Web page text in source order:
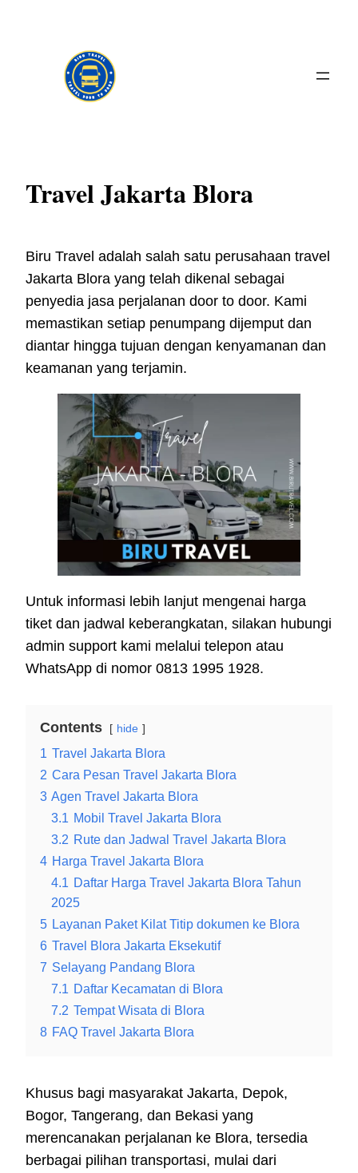
Travel Jakarta Blora
Biru Travel adalah salah satu perusahaan travel
Jakarta Blora yang telah dikenal sebagai
penyedia jasa perjalanan door to door. Kami
memastikan setiap penumpang dijemput dan
diantar hingga tujuan dengan kenyamanan dan
keamanan yang terjamin.
Untuk informasi lebih lanjut mengenai harga
tiket dan jadwal keberangkatan, silakan hubungi
admin support kami melalui telepon atau
WhatsApp di nomor 0813 1995 1928.
Contents hide
1 Travel Jakarta Blora
2 Cara Pesan Travel Jakarta Blora
3 Agen Travel Jakarta Blora
3.1 Mobil Travel Jakarta Blora
3.2 Rute dan Jadwal Travel Jakarta Blora
4 Harga Travel Jakarta Blora
4.1 Daftar Harga Travel Jakarta Blora Tahun
2025
5 Layanan Paket Kilat Titip dokumen ke Blora
6 Travel Blora Jakarta Eksekutif
7 Selayang Pandang Blora
7.1 Daftar Kecamatan di Blora
7.2 Tempat Wisata di Blora
8 FAQ Travel Jakarta Blora
Khusus bagi masyarakat Jakarta, Depok,
Bogor, Tangerang, dan Bekasi yang
merencanakan perjalanan ke Blora, tersedia
berbagai pilihan transportasi, mulai dari